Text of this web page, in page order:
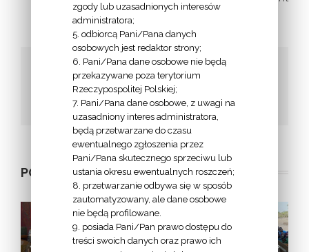
Udostępnij to!
FacebookTwitterGoogle+Email
POWIĄZANE POSTY
Afryka nie „Dłonie, które
zgody lub uzasadnionych interesów
administratora;
5. odbiorcą Pani/Pana danych
osobowych jest redaktor strony;
6. Pani/Pana dane osobowe nie będą
przekazywane poza terytorium
Rzeczypospolitej Polskiej;
7. Pani/Pana dane osobowe, z uwagi na
uzasadniony interes administratora,
będą przetwarzane do czasu
ewentualnego zgłoszenia przez
Pani/Pana skutecznego sprzeciwu lub
ustania okresu ewentualnych roszczeń;
8. przetwarzanie odbywa się w sposób
zautomatyzowany, ale dane osobowe
nie będą profilowane.
9. posiada Pani/Pan prawo dostępu do
treści swoich danych oraz prawo ich